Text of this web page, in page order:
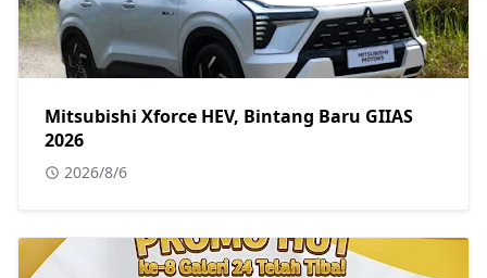
Mitsubishi Xforce HEV, Bintang Baru GIIAS
2026
2026/8/6